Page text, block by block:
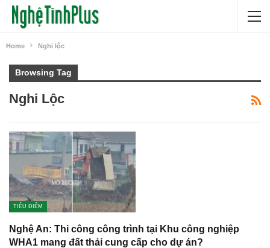
Home Nghi lộc
Browsing Tag
Nghi Lộc
TIÊU ĐIỂM
Nghệ An: Thi công công trình tại Khu công nghiệp
WHA1 mang đất thải cung cấp cho dự án?